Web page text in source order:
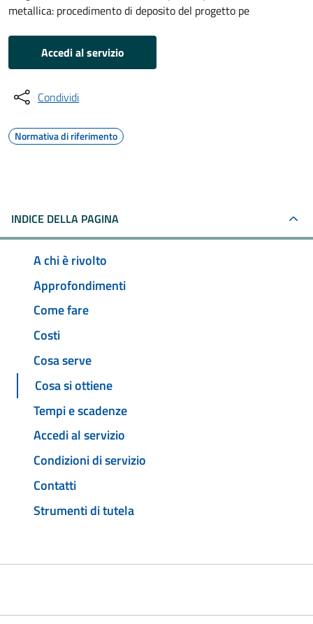
metallica: procedimento di deposito del progetto pe
Accedi al servizio
Condividi
Normativa di riferimento
INDICE DELLA PAGINA
A chi è rivolto
Approfondimenti
Come fare
Costi
Cosa serve
Cosa si ottiene
Tempi e scadenze
Accedi al servizio
Condizioni di servizio
Contatti
Strumenti di tutela